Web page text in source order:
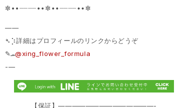
✼••┈┈┈┈••✼••┈┈┈┈••✼
——
➴⡱詳細はプロフィールのリンクからどうぞ
‎✎ܚ@xing_flower_formula
-—
【保証】——————————————-